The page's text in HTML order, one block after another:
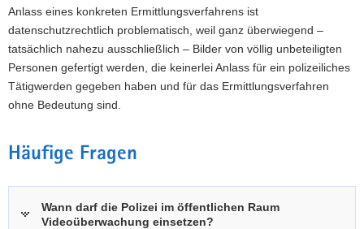
Anlass eines konkreten Ermittlungsverfahrens ist
datenschutzrechtlich problematisch, weil ganz überwiegend –
tatsächlich nahezu ausschließlich – Bilder von völlig unbeteiligten
Personen gefertigt werden, die keinerlei Anlass für ein polizeiliches
Tätigwerden gegeben haben und für das Ermittlungsverfahren
ohne Bedeutung sind.
Häufige Fragen
Wann darf die Polizei im öffentlichen Raum
Videoüberwachung einsetzen?